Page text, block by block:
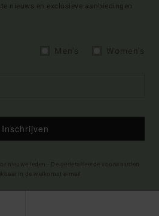
nieuws en exclusieve aanbiedingen
Inschrijven